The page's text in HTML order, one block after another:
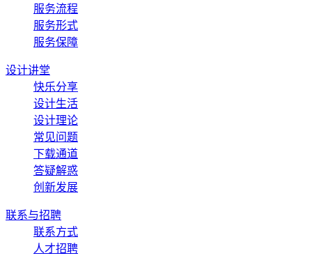
服务流程
服务形式
服务保障
设计讲堂
快乐分享
设计生活
设计理论
常见问题
下载通道
答疑解惑
创新发展
联系与招聘
联系方式
人才招聘